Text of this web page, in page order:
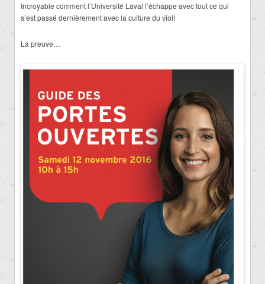
Incroyable comment l’Université Laval l’échappe avec tout ce qui
s’est passé dernièrement avec la culture du viol!
La preuve…